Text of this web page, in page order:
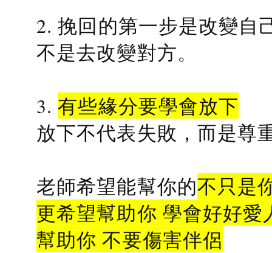
2. 挽回的第一步是改變自
不是去改變對方。
3.有些緣分要學會放下
放下不代表失敗，而是尊
老師希望能幫你的不只是
更希望幫助你 學會好好愛
幫助你 不要傷害伴侶